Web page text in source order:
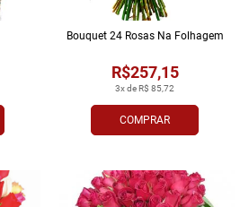
COMPRAR
3x de R$ 85,72
R$257,15
Bouquet 24 Rosas Na Folhagem